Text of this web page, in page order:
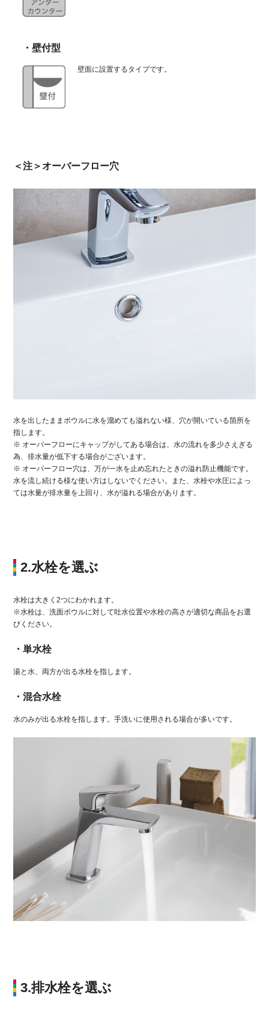
・壁付型
壁面に設置するタイプです。
＜注＞オーバーフロー穴
水を出したままボウルに水を溜めても溢れない様、穴が開いている箇所を
指します。
※ オーバーフローにキャップがしてある場合は、水の流れを多少さえぎる
為、排水量が低下する場合がございます。
※ オーバーフロー穴は、万が一水を止め忘れたときの溢れ防止機能です。
水を流し続ける様な使い方はしないでください。また、水栓や水圧によっ
ては水量が排水量を上回り、水が溢れる場合があります。
2.水栓を選ぶ
水栓は大きく2つにわかれます。
※水栓は、洗面ボウルに対して吐水位置や水栓の高さが適切な商品をお選
びください。
・単水栓
湯と水、両方が出る水栓を指します。
・混合水栓
水のみが出る水栓を指します。手洗いに使用される場合が多いです。
3.排水栓を選ぶ